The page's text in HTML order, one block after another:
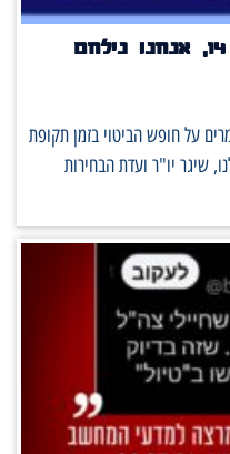
לא יסתמו את הפה לערוץ 14, אנחנו נילחם
תרצו שומרים על חופש הביטוי בזמן תקופת
שיגר יו"ר ועדת הבחירות